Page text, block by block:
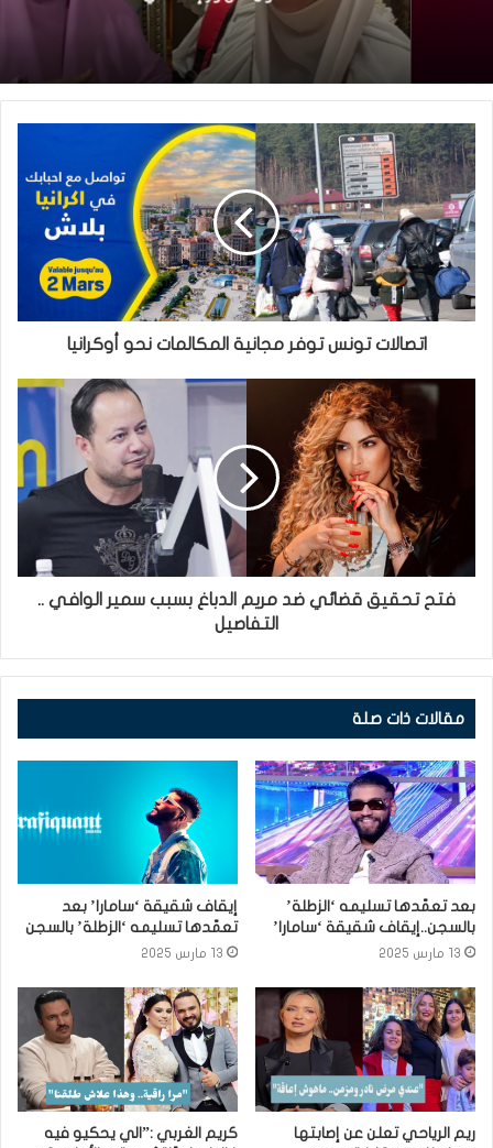
اتصالات تونس توفر مجانية المكالمات نحو أوكرانيا
فتح تحقيق قضائي ضد مريم الدباغ بسبب سمير الوافي ..
التفاصيل
مقالات ذات صلة
بعد تعمّدها تسليمه ‘الزطلة’
بالسجن..إيقاف شقيقة ‘سامارا’
13 مارس 2025
إيقاف شقيقة ‘سامارا’ بعد
تعمّدها تسليمه ‘الزطلة’ بالسجن
13 مارس 2025
ريم الرياحي تعلن عن إصابتها
كريم الغربي :”الي يحكيو فيه